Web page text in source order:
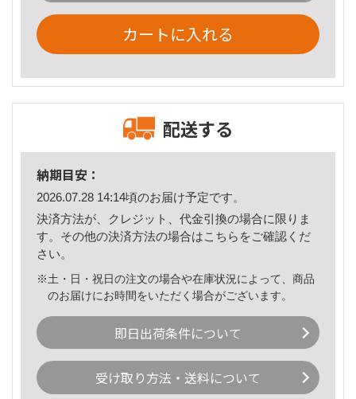
カートに入れる
配送する
納期目安：
2026.07.28 14:14頃のお届け予定です。
決済方法が、クレジット、代金引換の場合に限りま
す。その他の決済方法の場合はこちら をご確認くだ
さい。
※土・日・祝日の注文の場合や在庫状況によって、商品
のお届けにお時間をいただく場合がございます。
即日出荷条件について
受け取り方法・送料について